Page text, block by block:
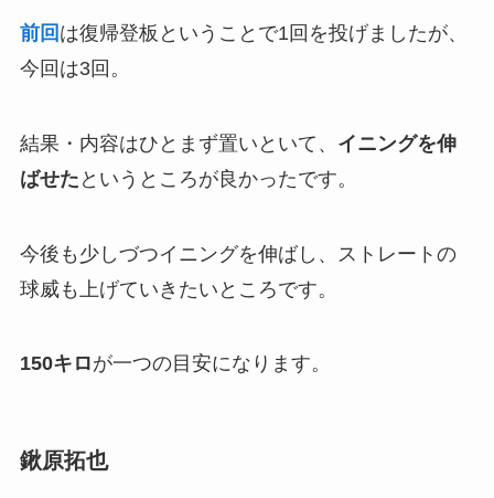
前回 は復帰登板ということで1回を投げましたが、
今回は3回。
結果・内容はひとまず置いといて、 イニングを伸
ばせた というところが良かったです。
今後も少しづつイニングを伸ばし、ストレートの
球威も上げていきたいところです。
150キロが一つの目安になります。
鍬原拓也